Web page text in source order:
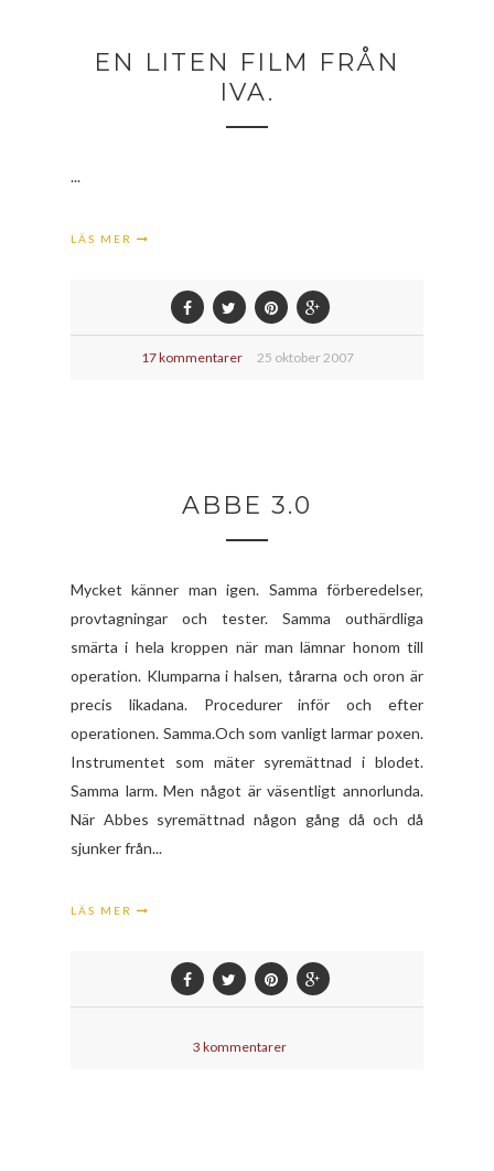
EN LITEN FILM FRÅN
IVA.
...
LÄS MER
17 kommentarer 25 oktober 2007
ABBE 3.0
Mycket känner man igen. Samma förberedelser,
provtagningar och tester. Samma outhärdliga
smärta i hela kroppen när man lämnar honom till
operation. Klumparna i halsen, tårarna och oron är
precis likadana. Procedurer inför och efter
operationen. Samma.Och som vanligt larmar poxen.
Instrumentet som mäter syremättnad i blodet.
Samma larm. Men något är väsentligt annorlunda.
När Abbes syremättnad någon gång då och då
sjunker från...
LÄS MER
3 kommentarer